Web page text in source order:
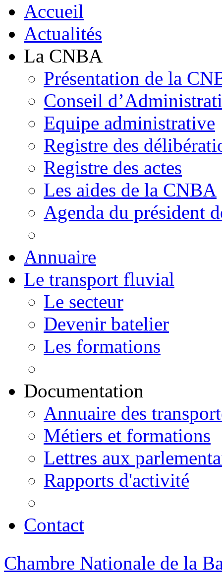
Accueil
Actualités
La CNBA
Présentation de la
Conseil
Equipe administrative
Registre des
Registre des actes
Les aides de la CNBA
Agenda du président
Annuaire
Le transport fluvial
Le secteur
Devenir batelier
Les formations
Documentation
Annuaire des
Métiers et formations
Lettres aux
Rapports d'activité
Contact
Chambre Nationale de la